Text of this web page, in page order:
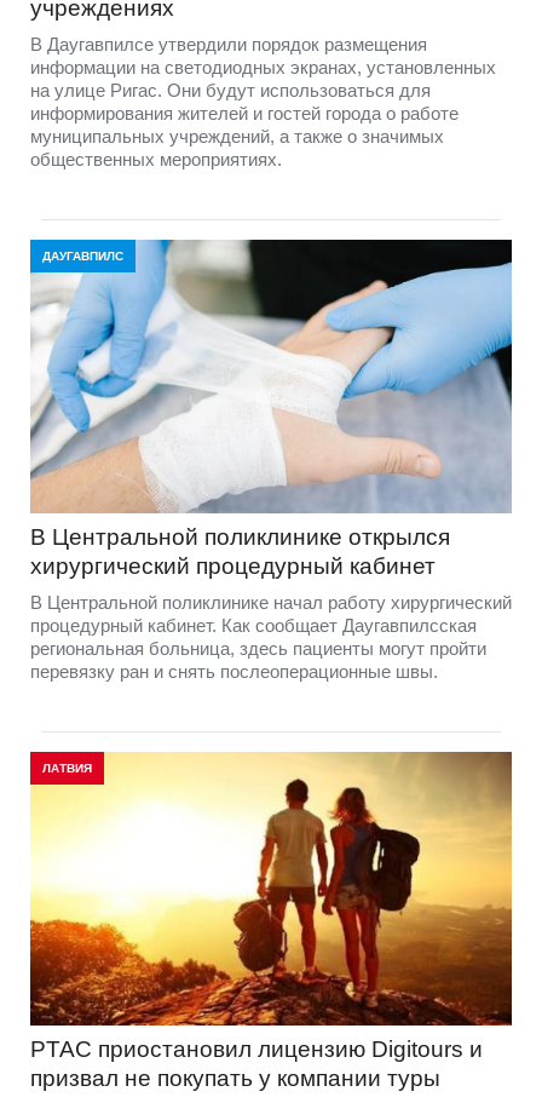
учреждениях
В Даугавпилсе утвердили порядок размещения
информации на светодиодных экранах, установленных
на улице Ригас. Они будут использоваться для
информирования жителей и гостей города о работе
муниципальных учреждений, а также о значимых
общественных мероприятиях.
ДАУГАВПИЛС
В Центральной поликлинике открылся
хирургический процедурный кабинет
В Центральной поликлинике начал работу хирургический
процедурный кабинет. Как сообщает Даугавпилсская
региональная больница, здесь пациенты могут пройти
перевязку ран и снять послеоперационные швы.
ЛАТВИЯ
PTAC приостановил лицензию Digitours и
призвал не покупать у компании туры